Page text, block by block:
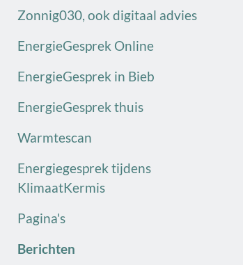
Zonnig030, ook digitaal advies
EnergieGesprek Online
EnergieGesprek in Bieb
EnergieGesprek thuis
Warmtescan
Energiegesprek tijdens
KlimaatKermis
Pagina's
Berichten